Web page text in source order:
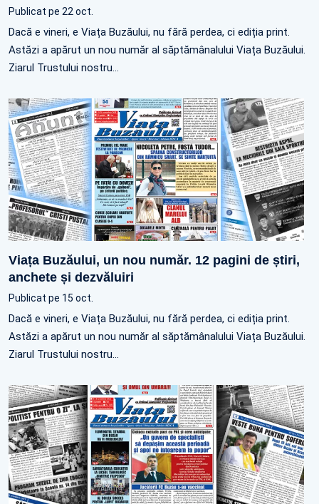
Publicat pe 22 oct.
Dacă e vineri, e Viața Buzăului, nu fără perdea, ci ediția print.
Astăzi a apărut un nou număr al săptămânalului Viața Buzăului.
Ziarul Trustului nostru…
Viața Buzăului, un nou număr. 12 pagini de știri,
anchete și dezvăluiri
Publicat pe 15 oct.
Dacă e vineri, e Viața Buzăului, nu fără perdea, ci ediția print.
Astăzi a apărut un nou număr al săptămânalului Viața Buzăului.
Ziarul Trustului nostru…